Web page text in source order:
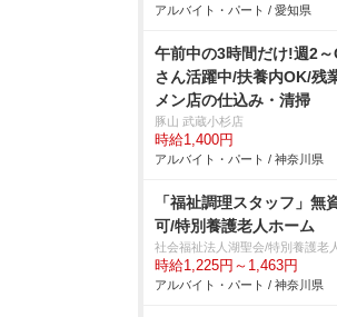
アルバイト・パート / 愛知県
午前中の3時間だけ!週2
さん活躍中/扶養内OK/残
メン店の仕込み・清掃
豚山 武蔵小杉店
時給1,400円
アルバイト・パート / 神奈川県
「福祉調理スタッフ」無
可/特別養護老人ホーム
社会福祉法人湖聖会/特別養護老
時給1,225円～1,463円
アルバイト・パート / 神奈川県